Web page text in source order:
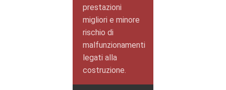
prestazioni
migliori e minore
rischio di
malfunzionamenti
legati alla
costruzione.